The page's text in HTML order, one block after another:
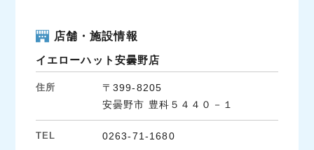
店舗・施設情報
イエローハット安曇野店
住所
〒399-8205
安曇野市 豊科５４４０－１
TEL 0263-71-1680